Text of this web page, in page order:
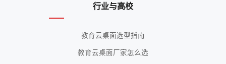
行业与高校
教育云桌面选型指南
教育云桌面厂家怎么选